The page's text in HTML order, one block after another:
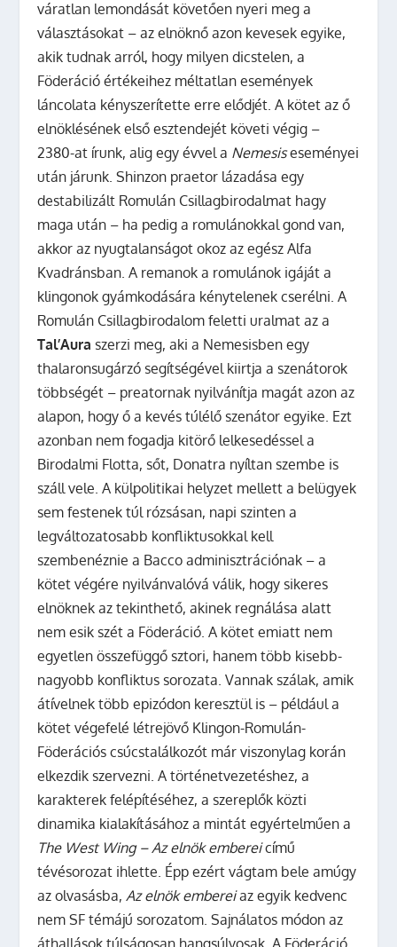
váratlan lemondását követően nyeri meg a
választásokat – az elnöknő azon kevesek egyike,
akik tudnak arról, hogy milyen dicstelen, a
Föderáció értékeihez méltatlan események
láncolata kényszerítette erre elődjét. A kötet az ő
elnöklésének első esztendejét követi végig –
2380-at írunk, alig egy évvel a Nemesiseseményei
után járunk. Shinzon praetor lázadása egy
destabilizált Romulán Csillagbirodalmat hagy
maga után – ha pedig a romulánokkal gond van,
akkor az nyugtalanságot okoz az egész Alfa
Kvadránsban. A remanok a romulánok igáját a
klingonok gyámkodására kénytelenek cserélni. A
Romulán Csillagbirodalom feletti uralmat az a
Tal’Aura szerzi meg, aki a Nemesisben egy
thalaronsugárzó segítségével kiirtja a szenátorok
többségét – preatornak nyilvánítja magát azon az
alapon, hogy ő a kevés túlélő szenátor egyike. Ezt
azonban nem fogadja kitörő lelkesedéssel a
Birodalmi Flotta, sőt, Donatra nyíltan szembe is
száll vele. A külpolitikai helyzet mellett a belügyek
sem festenek túl rózsásan, napi szinten a
legváltozatosabb konfliktusokkal kell
szembenéznie a Bacco adminisztrációnak – a
kötet végére nyilvánvalóvá válik, hogy sikeres
elnöknek az tekinthető, akinek regnálása alatt
nem esik szét a Föderáció. A kötet emiatt nem
egyetlen összefüggő sztori, hanem több kisebb-
nagyobb konfliktus sorozata. Vannak szálak, amik
átívelnek több epizódon keresztül is – például a
kötet végefelé létrejövő Klingon-Romulán-
Föderációs csúcstalálkozót már viszonylag korán
elkezdik szervezni. A történetvezetéshez, a
karakterek felépítéséhez, a szereplők közti
dinamika kialakításához a mintát egyértelműen a
The West Wing – Az elnök embereicímű
tévésorozat ihlette. Épp ezért vágtam bele amúgy
az olvasásba, Az elnök embereiaz egyik kedvenc
nem SF témájú sorozatom. Sajnálatos módon az
áthallások túlságosan hangsúlyosak. A Föderáció